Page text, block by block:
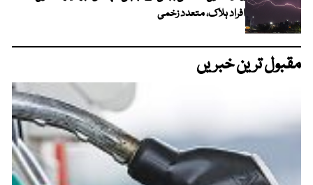
افراد ہلاک، متعدد زخمی
مقبول ترین خبریں